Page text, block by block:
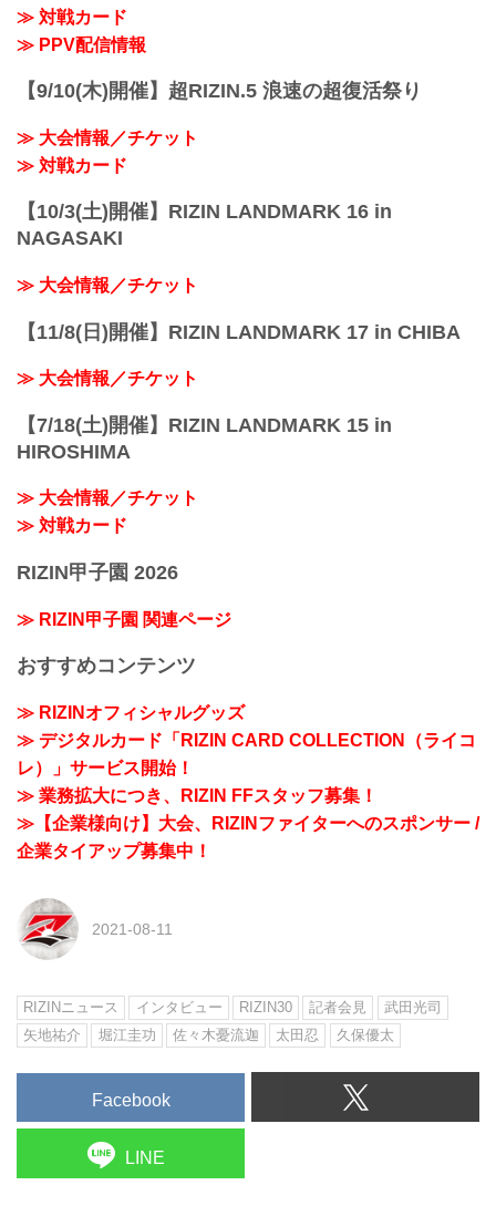
宮線・高崎線）「さいたま新都心」駅か
ら徒歩3分
「さいた...
≫ 対戦カード
≫ PPV配信情報
【9/10(木)開催】超RIZIN.5 浪速の超復活祭り
≫ 大会情報／チケット
≫ 対戦カード
【10/3(土)開催】RIZIN LANDMARK 16 in
NAGASAKI
≫ 大会情報／チケット
【11/8(日)開催】RIZIN LANDMARK 17 in CHIBA
≫ 大会情報／チケット
【7/18(土)開催】RIZIN LANDMARK 15 in
HIROSHIMA
≫ 大会情報／チケット
≫ 対戦カード
RIZIN甲子園 2026
≫ RIZIN甲子園 関連ページ
おすすめコンテンツ
≫ RIZINオフィシャルグッズ
≫ デジタルカード「RIZIN CARD COLLECTION（ライコ
レ）」サービス開始！
≫ 業務拡大につき、RIZIN FFスタッフ募集！
≫【企業様向け】大会、RIZINファイターへのスポンサー /
企業タイアップ募集中！
2021-08-11
RIZINニュース インタビュー RIZIN30 記者会見
武田光司
矢地祐介
堀江圭功 佐々木憂流迦 太田忍 久保優太
Facebook
LINE